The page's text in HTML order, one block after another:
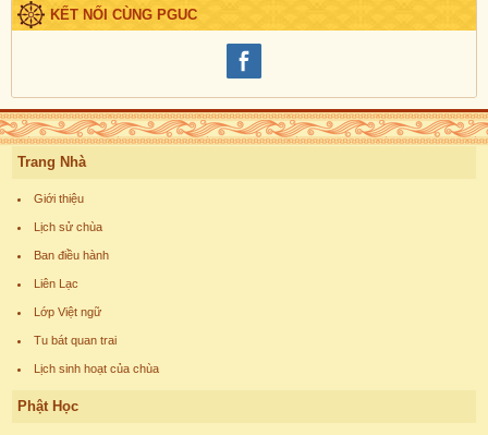
KẾT NỐI CÙNG PGUC
Trang Nhà
Giới thiệu
Lịch sử chùa
Ban điều hành
Liên Lạc
Lớp Việt ngữ
Tu bát quan trai
Lịch sinh hoạt của chùa
Phật Học